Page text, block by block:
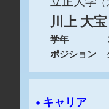
川上 大宝
学年
ポジション
• キャリア